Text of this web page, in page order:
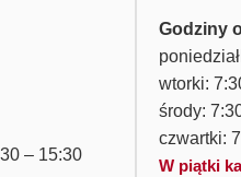
– 15:30
Godziny
wtorki:
środy:
czwartki:
W piątki